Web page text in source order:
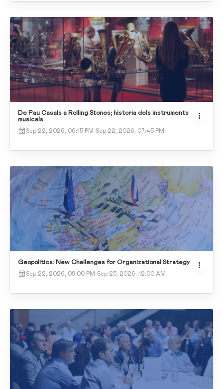
De Pau Casals a Rolling Stones; historia dels instruments
musicals
Sep 22, 2026, 06:15 PM-Sep 22, 2026, 07:45 PM
Geopolitics: New Challenges for Organizational Strategy
Sep 22, 2026, 09:00 PM-Sep 23, 2026, 12:00 AM